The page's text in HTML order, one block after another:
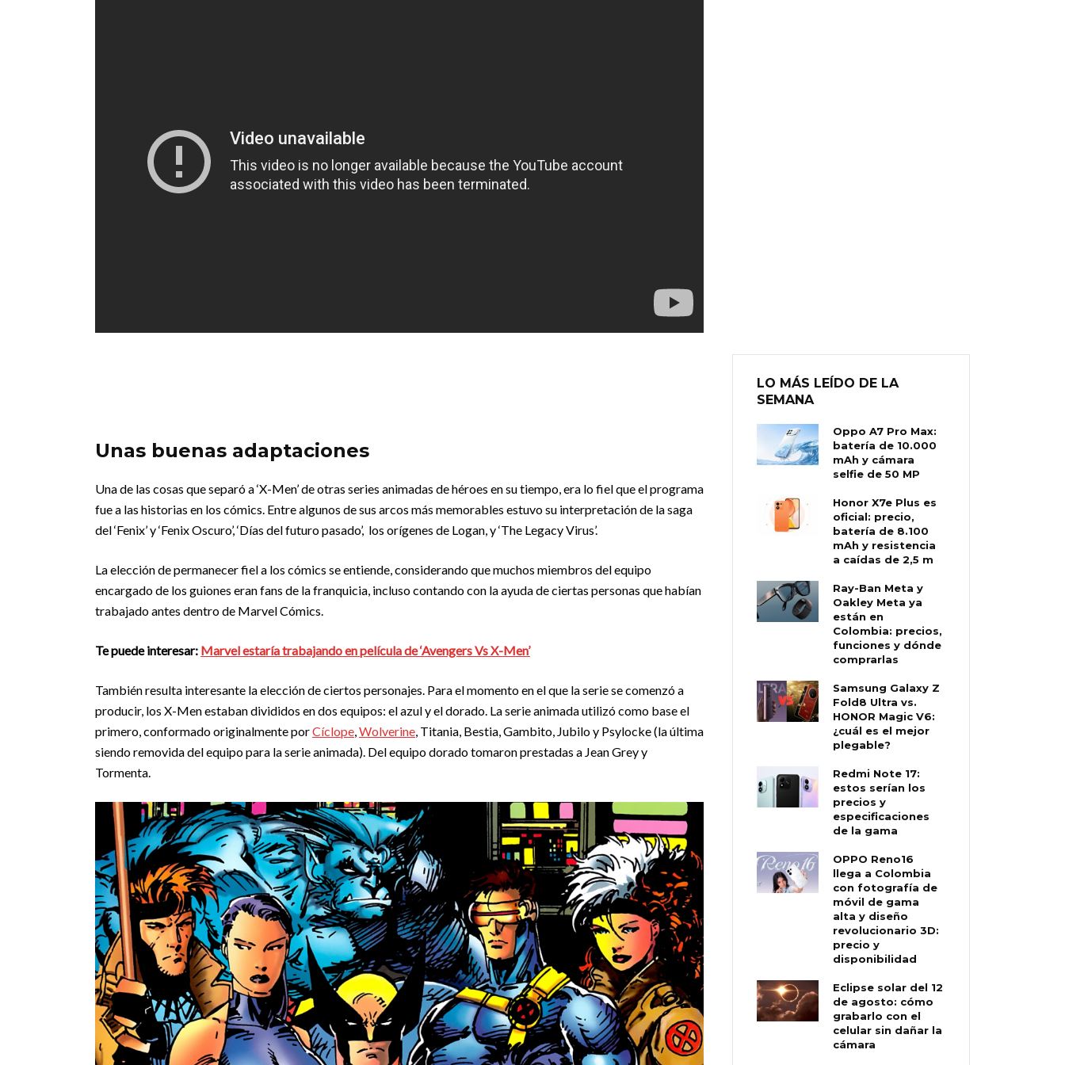
Unas buenas adaptaciones
Una de las cosas que separó a ‘X-Men’ de otras series animadas de héroes en su tiempo, era lo fiel que el programa
fue a las historias en los cómics. Entre algunos de sus arcos más memorables estuvo su interpretación de la saga
del ‘Fenix’ y ‘Fenix Oscuro’, ‘Días del futuro pasado’, los orígenes de Logan, y ‘The Legacy Virus’.
La elección de permanecer fiel a los cómics se entiende, considerando que muchos miembros del equipo
encargado de los guiones eran fans de la franquicia, incluso contando con la ayuda de ciertas personas que habían
trabajado antes dentro de Marvel Cómics.
Te puede interesar: Marvel estaría trabajando en película de ‘Avengers Vs X-Men’
También resulta interesante la elección de ciertos personajes. Para el momento en el que la serie se comenzó a
producir, los X-Men estaban divididos en dos equipos: el azul y el dorado. La serie animada utilizó como base el
primero, conformado originalmente porCíclope,Wolverine, Titania, Bestia, Gambito, Jubilo y Psylocke (la última
siendo removida del equipo para la serie animada). Del equipo dorado tomaron prestadas a Jean Grey y
Tormenta.
LO MÁS LEÍDO DE LA
SEMANA
Oppo A7 Pro Max:
batería de 10.000
mAh y cámara
selfie de 50 MP
Honor X7e Plus es
oficial: precio,
batería de 8.100
mAh y resistencia
a caídas de 2,5 m
Ray-Ban Meta y
Oakley Meta ya
están en
Colombia: precios,
funciones y dónde
comprarlas
Samsung Galaxy Z
Fold8 Ultra vs.
HONOR Magic V6:
¿cuál es el mejor
plegable?
Redmi Note 17:
estos serían los
precios y
especificaciones
de la gama
OPPO Reno16
llega a Colombia
con fotografía de
móvil de gama
alta y diseño
revolucionario 3D:
precio y
disponibilidad
Eclipse solar del 12
de agosto: cómo
grabarlo con el
celular sin dañar la
cámara